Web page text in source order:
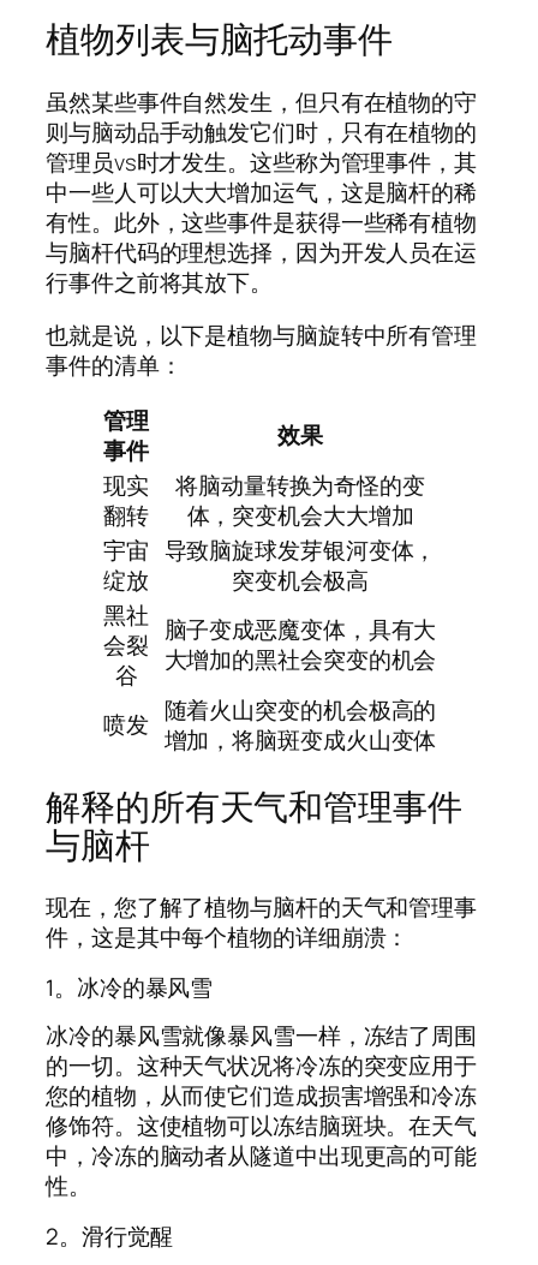
植物列表与脑托动事件
虽然某些事件自然发生，但只有在植物的守
则与脑动品手动触发它们时，只有在植物的
管理员vs时才发生。这些称为管理事件，其
中一些人可以大大增加运气，这是脑杆的稀
有性。此外，这些事件是获得一些稀有植物
与脑杆代码的理想选择，因为开发人员在运
行事件之前将其放下。
也就是说，以下是植物与脑旋转中所有管理
事件的清单：
管理
事件
效果
现实
翻转
将脑动量转换为奇怪的变
体，突变机会大大增加
宇宙
绽放
导致脑旋球发芽银河变体，
突变机会极高
黑社
会裂
谷
脑子变成恶魔变体，具有大
大增加的黑社会突变的机会
喷发 随着火山突变的机会极高的
增加，将脑斑变成火山变体
解释的所有天气和管理事件
与脑杆
现在，您了解了植物与脑杆的天气和管理事
件，这是其中每个植物的详细崩溃：
1。冰冷的暴风雪
冰冷的暴风雪就像暴风雪一样，冻结了周围
的一切。这种天气状况将冷冻的突变应用于
您的植物，从而使它们造成损害增强和冷冻
修饰符。这使植物可以冻结脑斑块。在天气
中，冷冻的脑动者从隧道中出现更高的可能
性。
2。滑行觉醒